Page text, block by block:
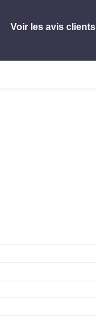
Voir les avis clients